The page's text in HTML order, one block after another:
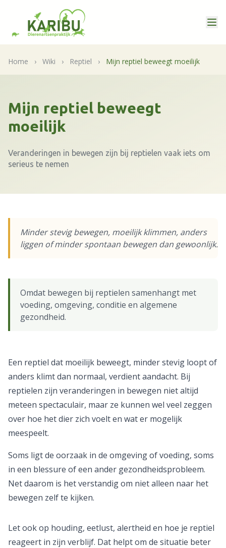
Home › Wiki › Reptiel › Mijn reptiel beweegt moeilijk
Mijn reptiel beweegt
moeilijk
Veranderingen in bewegen zijn bij reptielen vaak iets om
serieus te nemen
Minder stevig bewegen, moeilijk klimmen, anders
liggen of minder spontaan bewegen dan gewoonlijk.
Omdat bewegen bij reptielen samenhangt met
voeding, omgeving, conditie en algemene
gezondheid.
Een reptiel dat moeilijk beweegt, minder stevig loopt of
anders klimt dan normaal, verdient aandacht. Bij
reptielen zijn veranderingen in bewegen niet altijd
meteen spectaculair, maar ze kunnen wel veel zeggen
over hoe het dier zich voelt en wat er mogelijk
meespeelt.
Soms ligt de oorzaak in de omgeving of voeding, soms
in een blessure of een ander gezondheidsprobleem.
Net daarom is het verstandig om niet alleen naar het
bewegen zelf te kijken.
Let ook op houding, eetlust, alertheid en hoe je reptiel
reageert in zijn verblijf. Dat helpt om de situatie beter